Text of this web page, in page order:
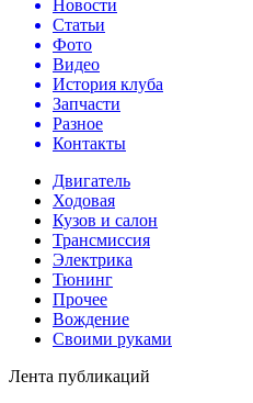
Новости
Статьи
Фото
Видео
История клуба
Запчасти
Разное
Контакты
Двигатель
Ходовая
Кузов и салон
Трансмиссия
Электрика
Тюнинг
Прочее
Вождение
Своими руками
Лента публикаций